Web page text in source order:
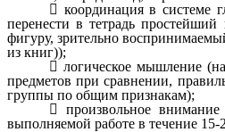
 координация в системе
перенести в тетрадь простейший
фигуру, зрительно
из книг));
 логическое мышление
предметов при сравнении,
группы по общим признакам);

произвольное
выполняемой работе в течение 15-